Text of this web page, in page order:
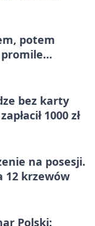
potem
promile
bez karty
1000 zł
na posesji.
12 krzewów
Polski: